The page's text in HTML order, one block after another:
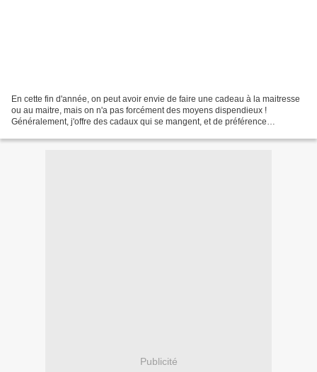
En cette fin d'année, on peut avoir envie de faire une cadeau à la maitresse
ou au maitre, mais on n'a pas forcément des moyens dispendieux !
Généralement, j'offre des cadaux qui se mangent, et de préférence
Publicité